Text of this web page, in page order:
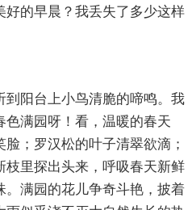
好的早晨？我丢失了多少这样
到阳台上小鸟清脆的啼鸣。我
色满园呀！看，温暖的春天
；罗汉松的叶子清翠欲滴；
枝里探出头来，呼吸春天新鲜
。满园的花儿争奇斗艳，披着